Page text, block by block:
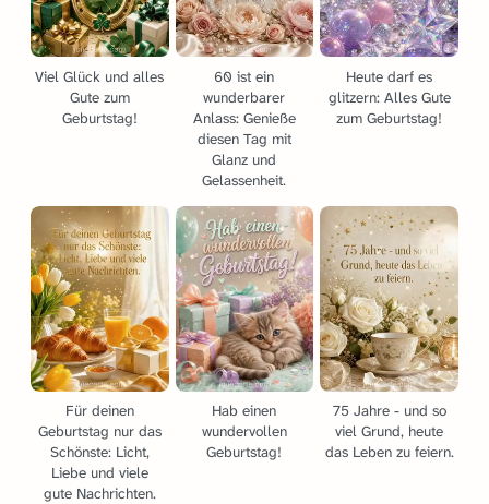
Viel Glück und alles
Gute zum
Geburtstag!
60 ist ein
wunderbarer
Anlass: Genieße
diesen Tag mit
Glanz und
Gelassenheit.
Heute darf es
glitzern: Alles Gute
zum Geburtstag!
Für deinen
Geburtstag nur das
Schönste: Licht,
Liebe und viele
gute Nachrichten.
Hab einen
wundervollen
Geburtstag!
75 Jahre - und so
viel Grund, heute
das Leben zu feiern.